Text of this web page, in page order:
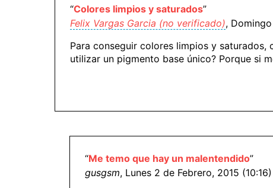
“Colores limpios y saturados”
Felix Vargas Garcia (no verificado),
Para conseguir colores limpios y saturados,
utilizar un pigmento base único? Porque si
“Me temo que hay un malentendido”
gusgsm, Lunes 2 de Febrero, 2015 (10:16)